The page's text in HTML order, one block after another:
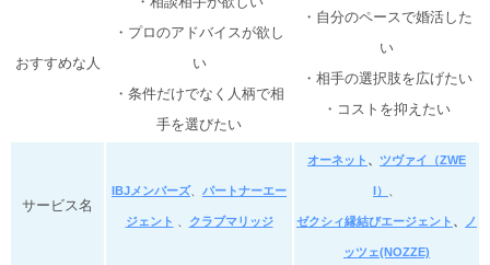
おすすめな人
・プロのアドバイスが欲し
い
・条件だけでなく人柄で相
手を選びたい
・自分のペースで婚活した
い
・相手の選択肢を広げたい
・コストを抑えたい
サービス名
IBJメンバーズ、 パートナーエー
ジェント クラブマリッジ
オーネット 、 ツヴァイ（ZWE
I）
ゼクシィ縁結びエージェント 、 ノ
ッツェ(NOZZE)